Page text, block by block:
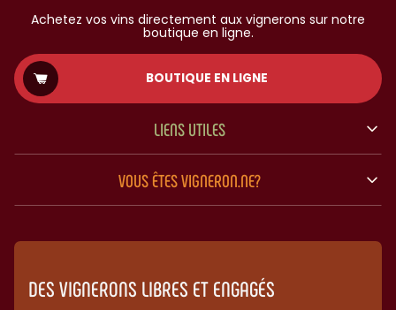
Achetez vos vins directement aux vignerons sur notre
boutique en ligne.
BOUTIQUE EN LIGNE
LIENS UTILES
VOUS ÊTES VIGNERON.NE?
DES VIGNERONS LIBRES ET ENGAGÉS